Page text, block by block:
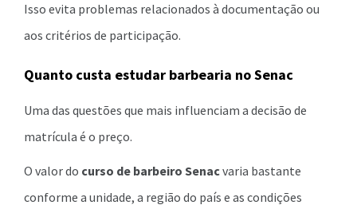
Isso evita problemas relacionados à documentação ou
aos critérios de participação.
Quanto custa estudar barbearia no Senac
Uma das questões que mais influenciam a decisão de
matrícula é o preço.
O valor do curso de barbeiro Senacvaria bastante
conforme a unidade, a região do país e as condições